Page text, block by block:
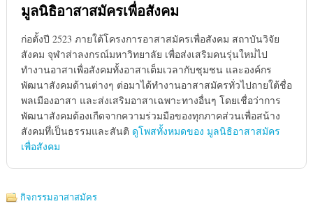
มูลนิธิอาสาสมัครเพื่อสังคม
ก่อตั้งปี 2523 ภายใต้โครงการอาสาสมัครเพื่อสังคม สถาบันวิจัย
สังคม จุฬาส่าลงกรณ์มหาวิทยาลัย เพื่อส่งเสริมคนรุ่นใหม่่ไป
ทำงานอาสาเพื่อสังคมทั้งอาสาเต็มเวลากับชุมชน และองค์กร
พัฒนาสังคมด้านต่างๆ ต่อมาได้ทำงานอาสาสมัครทั่วไปถายใต้ชื่อ
พลเมืองอาสา และส่งเสริมอาสาเฉพาะทางอื่นๆ โดยเชื่อว่าการ
พัฒนาสังคมต้องเกืดจากความร่วมมือของทุกภาคส่วนเพื่อสน้าง
สังคมทึ่เป็นธรรมและสันติ ดูโพสทั้งหมดของ มูลนิธิอาสาสมัคร
เพื่อสังคม
กิจกรรมอาสาสมัคร